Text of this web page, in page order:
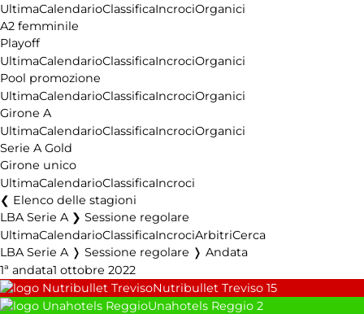
UltimaCalendarioClassificaIncrociOrganici
A2 femminile
Playoff
UltimaCalendarioClassificaIncrociOrganici
Pool promozione
UltimaCalendarioClassificaIncrociOrganici
Girone A
UltimaCalendarioClassificaIncrociOrganici
Serie A Gold
Girone unico
UltimaCalendarioClassificaIncroci
Elenco delle stagioni
LBA Serie A ❯ Sessione regolare
UltimaCalendarioClassificaIncrociArbitriCerca
LBA Serie A ❭ Sessione regolare ❭ Andata
1ª andata1 ottobre 2022
Nutribullet Treviso 15
Unahotels Reggio 2